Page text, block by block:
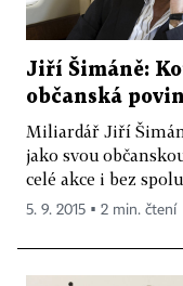
Jiří Šimáně:
občanská
Miliardář Jiří
jako svou
celé akce i bez
5. 9. 2015 ▪ 2 min. čtení